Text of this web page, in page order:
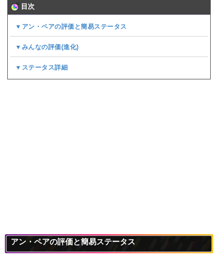
目次
▼アン・ペアの評価と簡易ステータス
▼みんなの評価(進化)
▼ステータス詳細
アン・ペアの評価と簡易ステータス